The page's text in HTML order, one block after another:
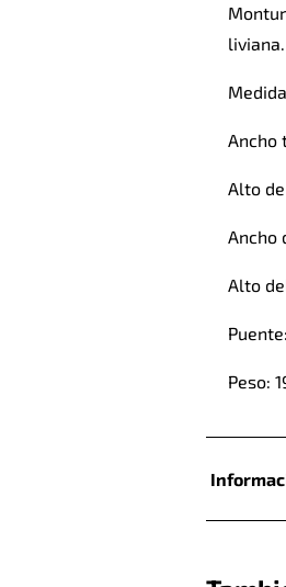
liviana.
Ancho
Alto
Ancho
Alto
Peso: